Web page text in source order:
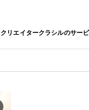
クリエイタークラシルのサー